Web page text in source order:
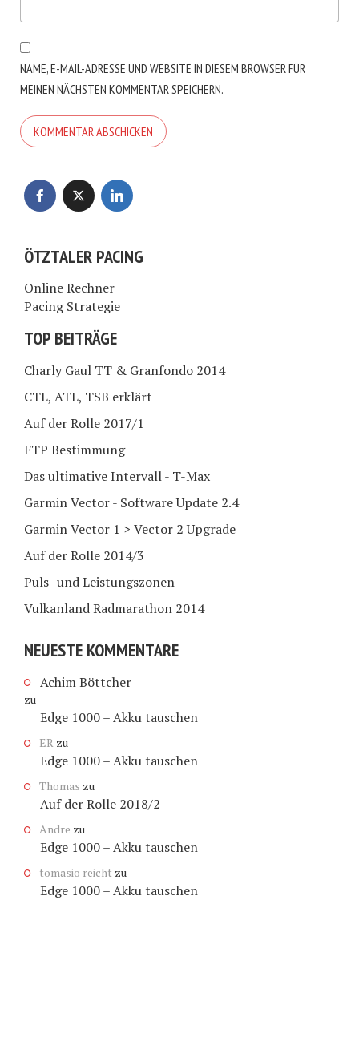
NAME, E-MAIL-ADRESSE UND WEBSITE IN DIESEM BROWSER FÜR
MEINEN NÄCHSTEN KOMMENTAR SPEICHERN.
ÖTZTALER PACING
Online Rechner
Pacing Strategie
TOP BEITRÄGE
Charly Gaul TT & Granfondo 2014
CTL, ATL, TSB erklärt
Auf der Rolle 2017/1
FTP Bestimmung
Das ultimative Intervall - T-Max
Garmin Vector - Software Update 2.4
Garmin Vector 1 > Vector 2 Upgrade
Auf der Rolle 2014/3
Puls- und Leistungszonen
Vulkanland Radmarathon 2014
NEUESTE KOMMENTARE
Achim Böttcher
zu
Edge 1000 – Akku tauschen
ER zu
Edge 1000 – Akku tauschen
Thomas zu
Auf der Rolle 2018/2
Andre zu
Edge 1000 – Akku tauschen
tomasio reicht zu
Edge 1000 – Akku tauschen